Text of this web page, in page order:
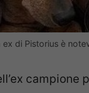
di Pistorius è